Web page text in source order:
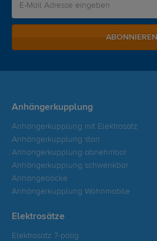
ABONNIEREN
Anhängerkupplung
Anhängerkupplung mit Elektrosatz
Anhängerkupplung starr
Anhängerkupplung abnehmbar
Anhängerkupplung schwenkbar
Anhängeböcke
Anhängerkupplung Wohnmobile
Elektrosätze
Elektrosatz 7-polig